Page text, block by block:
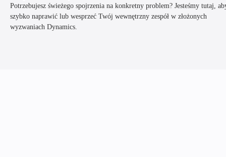
Potrzebujesz świeżego spojrzenia na konkretny problem? Jesteśmy tutaj,
szybko naprawić lub wesprzeć Twój wewnętrzny zespół w złożonych
wyzwaniach Dynamics.